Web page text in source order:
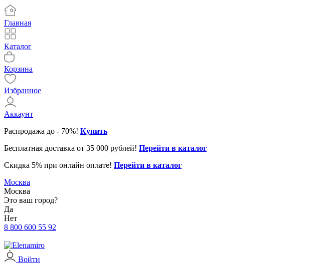
Главная
Каталог
Корзина
Избранное
Аккаунт
31.12.2025 Клиентская поддержка до 16:00 (по Московскому
Распродажа до - 70%! Купить
Бесплатная доставка от 35 000 рублей! Перейти в каталог
Скидка 5% при онлайн оплате! Перейти в каталог
Москва
Москва
Это ваш город?
Да
Нет
8 800 600 55 92
Войти